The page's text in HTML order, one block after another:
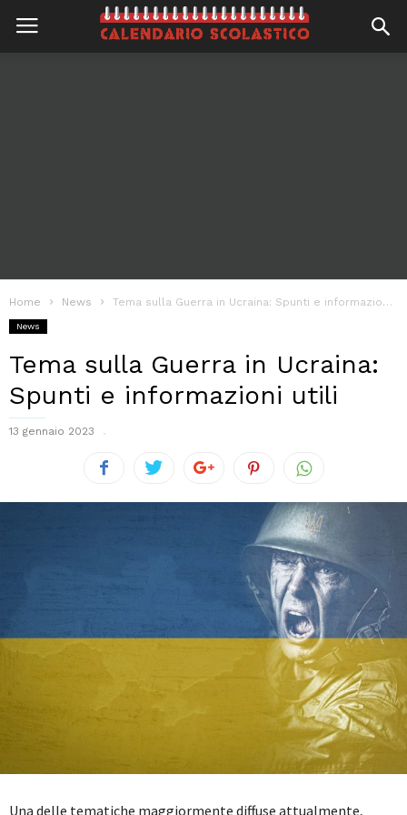
Home News Tema sulla Guerra in Ucraina: Spunti e informazioni utili
News
Tema sulla Guerra in Ucraina:
Spunti e informazioni utili
13 gennaio 2023
Una delle tematiche maggiormente diffuse attualmente,